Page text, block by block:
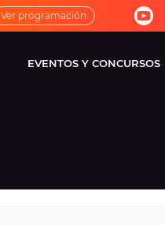
Ver programación
EVENTOS Y CONCURSOS